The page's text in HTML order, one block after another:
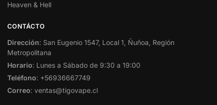
Heaven & Hell
CONTÁCTO
Dirección: San Eugenio 1547, Local 1, Ñuñoa, Región
Metropolitana
Horario: Lunes a Sábado de 9:30 a 19:00
Teléfono: +56936667749
Correo: ventas@tigovape.cl